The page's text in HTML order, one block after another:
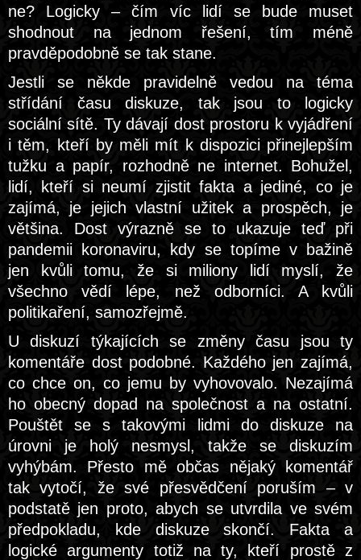
ne? Logicky – čím víc lidí se bude muset
shodnout na jednom řešení, tím méně
pravděpodobně se tak stane.
Jestli se někde pravidelně vedou na téma
střídání času diskuze, tak jsou to logicky
sociální sítě. Ty dávají dost prostoru k vyjádření
i těm, kteří by měli mít k dispozici přinejlepším
tužku a papír, rozhodně ne internet. Bohužel,
lidí, kteří si neumí zjistit fakta a jediné, co je
zajímá, je jejich vlastní užitek a prospěch, je
většina. Dost výrazně se to ukazuje teď při
pandemii koronaviru, kdy se topíme v bažině
jen kvůli tomu, že si miliony lidí myslí, že
všechno vědí lépe, než odborníci. A kvůli
politikaření, samozřejmě.
U diskuzí týkajících se změny času jsou ty
komentáře dost podobné. Každého jen zajímá,
co chce on, co jemu by vyhovovalo. Nezajímá
ho obecný dopad na společnost a na ostatní.
Pouštět se s takovými lidmi do diskuze na
úrovni je holý nesmysl, takže se diskuzím
vyhýbám. Přesto mě občas nějaký komentář
tak vytočí, že své přesvědčení poruším – v
podstatě jen proto, abych se utvrdila ve svém
předpokladu, kde diskuze skončí. Fakta a
logické argumenty totiž na ty, kteří prostě z